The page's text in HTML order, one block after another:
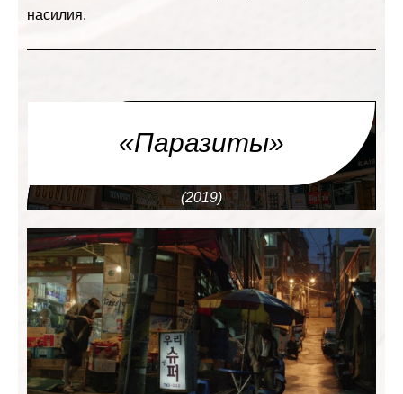
насилия.
«Паразиты»
(2019)